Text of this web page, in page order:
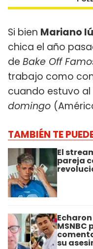
Si bien Mariano
chica el año
de Bake Off
trabajo como
cuando estuvo
domingo
TAMBIÉN TE
El
pareja
MSNBC
su